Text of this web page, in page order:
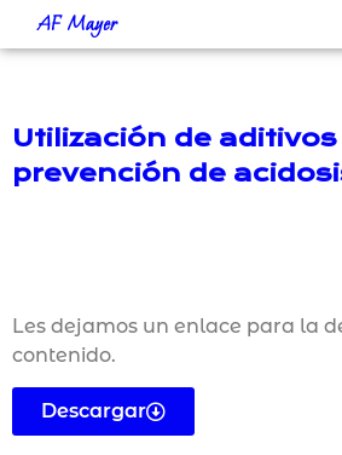
AF Mayer
Utilización de
prevención de
Les dejamos un enlace para la
contenido.
Descargar